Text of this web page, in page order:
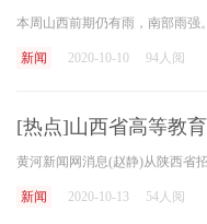
归
新闻 2020-10-10 94人阅
[热点]山西省高等教
月
新闻 2020-10-13 54人阅